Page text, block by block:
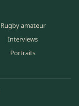
Rugby amateur
Interviews
Portraits